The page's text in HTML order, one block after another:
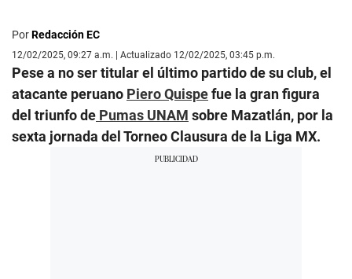
PorRedacción EC
12/02/2025, 09:27 a.m. | Actualizado 12/02/2025, 03:45 p.m.
Pese a no ser titular el último partido de su club, el
atacante peruano Piero Quispefue la gran figura
del triunfo de Pumas UNAM sobre Mazatlán, por la
sexta jornada del Torneo Clausura de la Liga MX.